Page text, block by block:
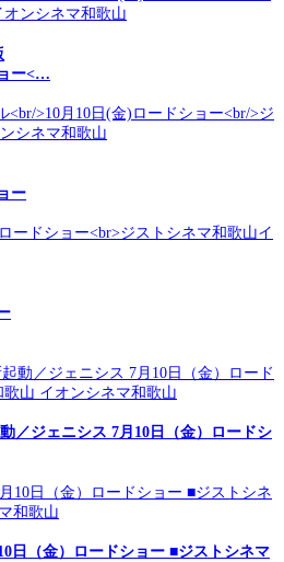
ー<…
ー
／ジェニシス 7月10日（金）ロードシ
日（金）ロードショー ■ジストシネマ